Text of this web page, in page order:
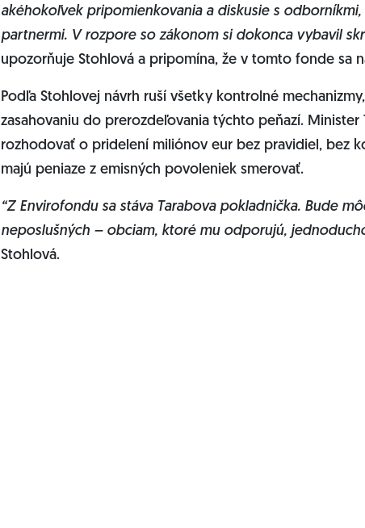
akéhokoľvek pripomienkovania a diskusie s
partnermi. V rozpore so zákonom si dokonca vybavil
upozorňuje Stohlová a pripomína, že v tomto fonde sa
Podľa Stohlovej návrh ruší všetky kontrolné
zasahovaniu do prerozdeľovania týchto peňazí.
rozhodovať o pridelení miliónov eur bez pravidiel, bez
majú peniaze z emisných povoleniek smerovať.
“Z Envirofondu sa stáva Tarabova pokladnička. Bude
neposlušných – obciam, ktoré mu odporujú,
Stohlová.